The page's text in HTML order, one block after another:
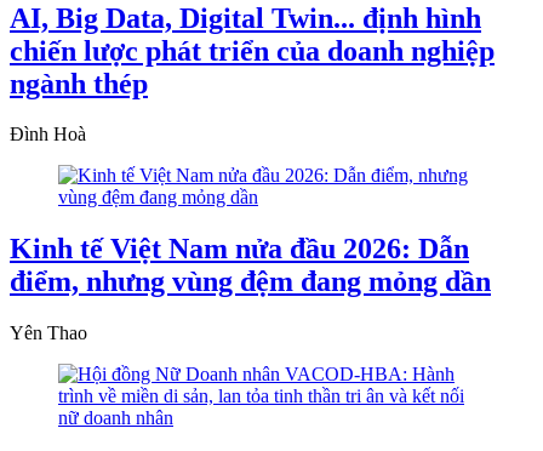
AI, Big Data, Digital Twin... định hình
chiến lược phát triển của doanh nghiệp
ngành thép
Đình Hoà
Kinh tế Việt Nam nửa đầu 2026: Dẫn
điểm, nhưng vùng đệm đang mỏng dần
Yên Thao